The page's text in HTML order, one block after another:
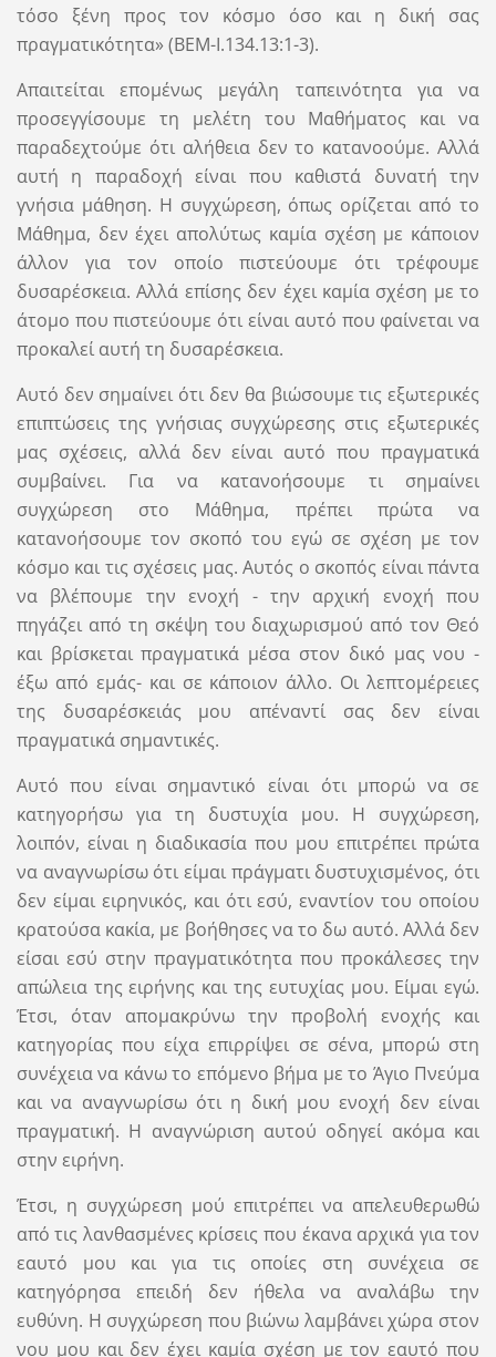
τόσο ξένη προς τον κόσμο όσο και η δική σας
πραγματικότητα» (ΒΕΜ-Ι.134.13:1-3).
Απαιτείται επομένως μεγάλη ταπεινότητα για να
προσεγγίσουμε τη μελέτη του Μαθήματος και να
παραδεχτούμε ότι αλήθεια δεν το κατανοούμε. Αλλά
αυτή η παραδοχή είναι που καθιστά δυνατή την
γνήσια μάθηση. Η συγχώρεση, όπως ορίζεται από το
Μάθημα, δεν έχει απολύτως καμία σχέση με κάποιον
άλλον για τον οποίο πιστεύουμε ότι τρέφουμε
δυσαρέσκεια. Αλλά επίσης δεν έχει καμία σχέση με το
άτομο που πιστεύουμε ότι είναι αυτό που φαίνεται να
προκαλεί αυτή τη δυσαρέσκεια.
Αυτό δεν σημαίνει ότι δεν θα βιώσουμε τις εξωτερικές
επιπτώσεις της γνήσιας συγχώρεσης στις εξωτερικές
μας σχέσεις, αλλά δεν είναι αυτό που πραγματικά
συμβαίνει. Για να κατανοήσουμε τι σημαίνει
συγχώρεση στο Μάθημα, πρέπει πρώτα να
κατανοήσουμε τον σκοπό του εγώ σε σχέση με τον
κόσμο και τις σχέσεις μας. Αυτός ο σκοπός είναι πάντα
να βλέπουμε την ενοχή - την αρχική ενοχή που
πηγάζει από τη σκέψη του διαχωρισμού από τον Θεό
και βρίσκεται πραγματικά μέσα στον δικό μας νου -
έξω από εμάς- και σε κάποιον άλλο. Οι λεπτομέρειες
της δυσαρέσκειάς μου απέναντί ​​σας δεν είναι
πραγματικά σημαντικές.
Αυτό που είναι σημαντικό είναι ότι μπορώ να σε
κατηγορήσω για τη δυστυχία μου. Η συγχώρεση,
λοιπόν, είναι η διαδικασία που μου επιτρέπει πρώτα
να αναγνωρίσω ότι είμαι πράγματι δυστυχισμένος, ότι
δεν είμαι ειρηνικός, και ότι εσύ, εναντίον του οποίου
κρατούσα κακία, με βοήθησες να το δω αυτό. Αλλά δεν
είσαι εσύ στην πραγματικότητα που προκάλεσες την
απώλεια της ειρήνης και της ευτυχίας μου. Είμαι εγώ.
Έτσι, όταν απομακρύνω την προβολή ενοχής και
κατηγορίας που είχα επιρρίψει σε σένα, μπορώ στη
συνέχεια να κάνω το επόμενο βήμα με το Άγιο Πνεύμα
και να αναγνωρίσω ότι η δική μου ενοχή δεν είναι
πραγματική. Η αναγνώριση αυτού οδηγεί ακόμα και
στην ειρήνη.
Έτσι, η συγχώρεση μού επιτρέπει να απελευθερωθώ
από τις λανθασμένες κρίσεις που έκανα αρχικά για τον
εαυτό μου και για τις οποίες στη συνέχεια σε
κατηγόρησα επειδή δεν ήθελα να αναλάβω την
ευθύνη. Η συγχώρεση που βιώνω λαμβάνει χώρα στον
νου μου και δεν έχει καμία σχέση με τον εαυτό που